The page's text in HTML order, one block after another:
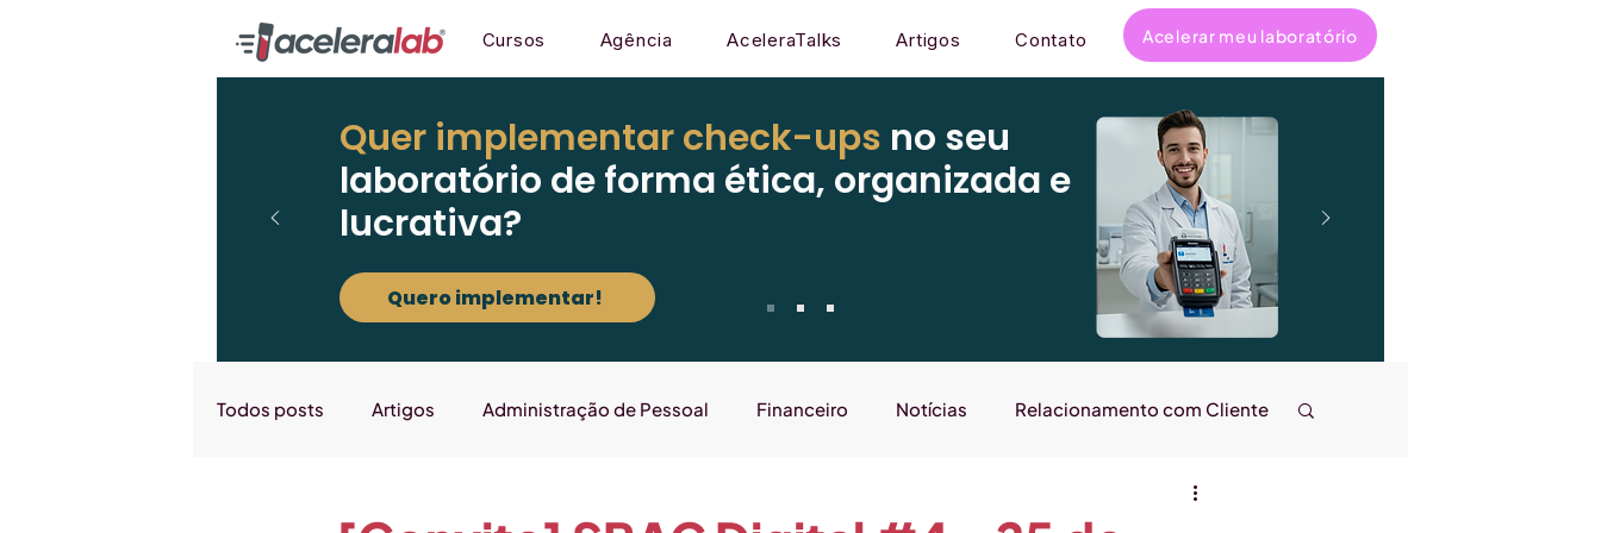
Cursos Agência AceleraTalks Artigos Contato Acelerar meu laboratório
Quer implementar check-ups no seu
laboratório de forma ética, organizada e
lucrativa?
Quero implementar!
Todos posts Artigos Administração de Pessoal Financeiro Notícias Relacionamento com Cliente
Entrevistas